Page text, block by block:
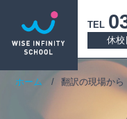
TEL
休校
ホーム 翻訳の現場から